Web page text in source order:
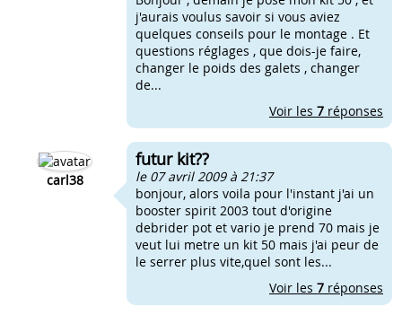
j'aurais voulus savoir si vous aviez
quelques conseils pour le montage . Et
questions réglages , que dois-je faire,
changer le poids des galets , changer
de...
Voir les 7 réponses
carl38
futur kit??
le 07 avril 2009 à 21:37
bonjour, alors voila pour l'instant j'ai un
booster spirit 2003 tout d'origine
debrider pot et vario je prend 70 mais je
veut lui metre un kit 50 mais j'ai peur de
le serrer plus vite,quel sont les...
Voir les 7 réponses